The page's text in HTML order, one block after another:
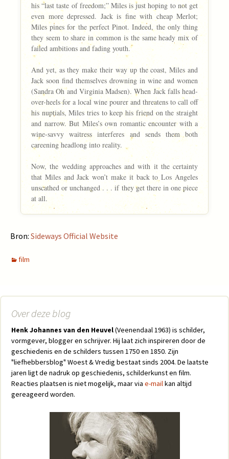
his “last taste of freedom;” Miles is just hoping to not get
even more depressed. Jack is fine with cheap Merlot;
Miles pines for the perfect Pinot. Indeed, the only thing
they seem to share in common is the same heady mix of
failed ambitions and fading youth.
And yet, as they make their way up the coast, Miles and
Jack soon find themselves drowning in wine and women
(Sandra Oh and Virginia Madsen). When Jack falls head-
over-heels for a local wine pourer and threatens to call off
his nuptials, Miles tries to keep his friend on the straight
and narrow. But Miles’s own romantic encounter with a
wine-savvy waitress interferes and sends them both
careening headlong into reality.
Now, the wedding approaches and with it the certainty
that Miles and Jack won’t make it back to Los Angeles
unscathed or unchanged . . . if they get there in one piece
at all.
Bron: Sideways Official Website
film
Over deze blog
Henk Johannes van den Heuvel(Veenendaal 1963) is schilder,
vormgever, blogger en schrijver. Hij laat zich inspireren door de
geschiedenis en de schilders tussen 1750 en 1850. Zijn
"liefhebbersblog" Woest & Vredig bestaat sinds 2004. De laatste
jaren ligt de nadruk op geschiedenis, schilderkunst en film.
Reacties plaatsen is niet mogelijk, maar via e-mailkan altijd
gereageerd worden.